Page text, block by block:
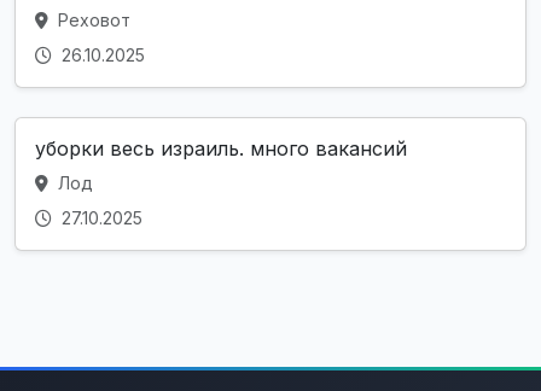
Реховот
26.10.2025
уборки весь израиль. много вакансий
Лод
27.10.2025